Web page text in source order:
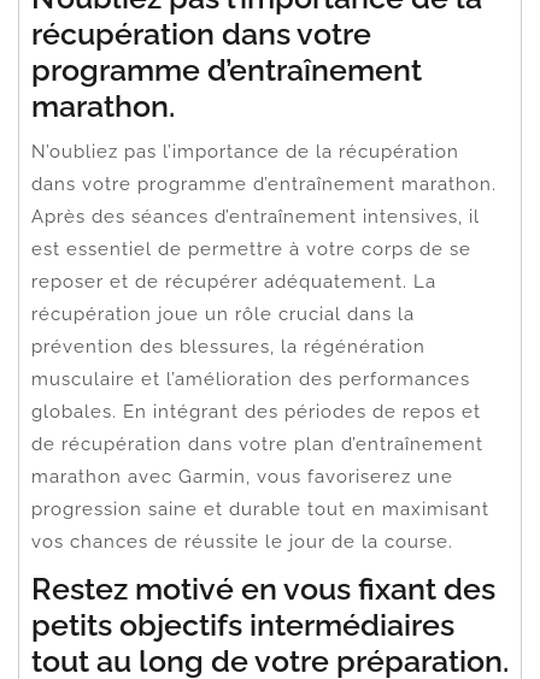
récupération dans votre
programme d’entraînement
marathon.
N’oubliez pas l’importance de la récupération
dans votre programme d’entraînement marathon.
Après des séances d’entraînement intensives, il
est essentiel de permettre à votre corps de se
reposer et de récupérer adéquatement. La
récupération joue un rôle crucial dans la
prévention des blessures, la régénération
musculaire et l’amélioration des performances
globales. En intégrant des périodes de repos et
de récupération dans votre plan d’entraînement
marathon avec Garmin, vous favoriserez une
progression saine et durable tout en maximisant
vos chances de réussite le jour de la course.
Restez motivé en vous fixant des
petits objectifs intermédiaires
tout au long de votre préparation.